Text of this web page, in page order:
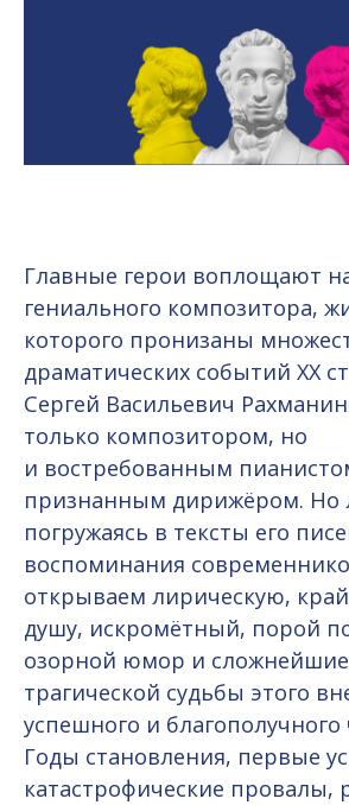
Главные герои воплощают
гениального композитора,
которого пронизаны
драматических событий ХХ
Сергей Васильевич
только композитором, но
и востребованным
признанным дирижёром. Но
погружаясь в тексты его
воспоминания
открываем лирическую,
душу, искромётный, порой
озорной юмор и
трагической судьбы этого
успешного и благополучного
Годы становления, первые
катастрофические провалы,